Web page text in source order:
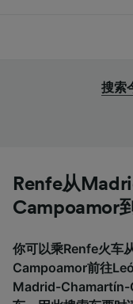
搜索
Renfe从
Campoamor
你可以乘Renfe火
Campoamor前往
Madrid-Chamartín-